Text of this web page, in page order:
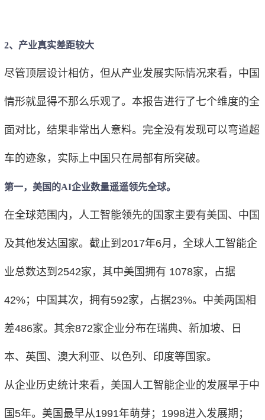
2、产业真实差距较大
尽管顶层设计相仿，但从产业发展实际情况来看，中国
情形就显得不那么乐观了。本报告进行了七个维度的全
面对比，结果非常出人意料。完全没有发现可以弯道超
车的迹象，实际上中国只在局部有所突破。
第一，美国的AI企业数量遥遥领先全球。
在全球范围内，人工智能领先的国家主要有美国、中国
及其他发达国家。截止到2017年6月，全球人工智能企
业总数达到2542家，其中美国拥有 1078家，占据
42%；中国其次，拥有592家，占据23%。中美两国相
差486家。其余872家企业分布在瑞典、新加坡、日
本、英国、澳大利亚、以色列、印度等国家。
从企业历史统计来看，美国人工智能企业的发展早于中
国5年。美国最早从1991年萌芽；1998进入发展期；